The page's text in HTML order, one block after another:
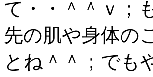
て・・＾＾ｖ；
先の肌や身体の
とね＾＾；でも